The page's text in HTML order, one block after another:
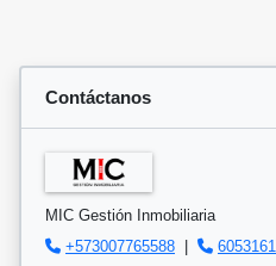
Contáctanos
MIC Gestión Inmobiliaria
+573007765588 |